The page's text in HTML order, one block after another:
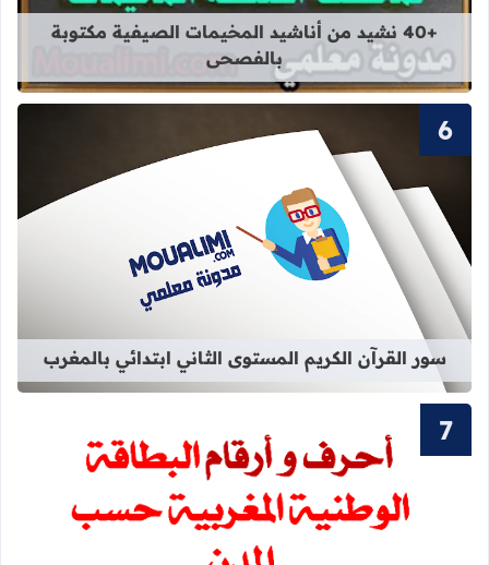
+40 نشيد من أناشيد المخيمات الصيفية مكتوبة
بالفصحى
قراءة المزيد عن سور القرآن الكريم
سور القرآن الكريم المستوى الثاني ابتدائي بالمغرب
قراءة المزيد عن أحرف و أرقام